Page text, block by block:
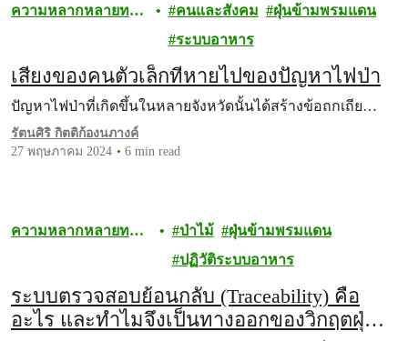
ความหลากหลายทาง
คนและสังคม
ฝุ่นข้ามพรมแดน
ระบบอาหาร
เสียงของคนตัวเล็กที่หายไปของปัญหาไฟป่า
ปัญหาไฟป่าที่เกิดขึ้นในหลายจังหวัดนั้นได้สร้างข้อถกเถีย…
รัตนศิริ กิตติก้องนภางค์
27 พฤษภาคม 2024
6 min read
ความหลากหลายทาง
ป่าไม้
ฝุ่นข้ามพรมแดน
ปฏิวัติระบบอาหาร
ระบบตรวจสอบย้อนกลับ (Traceability) คือ
อะไร และทำไมจึงเป็นทางออกของวิกฤตฝุ่น